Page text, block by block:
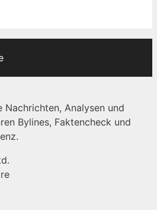
Analysen und
Bylines, Faktencheck und